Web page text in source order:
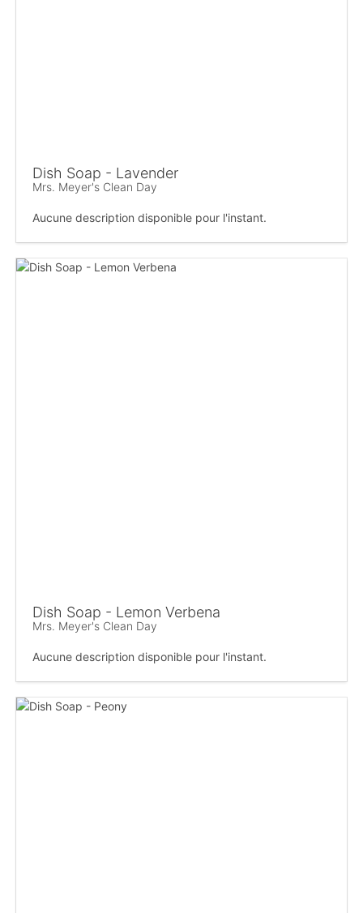
Dish Soap - Lavender
Mrs. Meyer's Clean Day
Aucune description disponible pour l'instant.
Dish Soap - Lemon Verbena
Mrs. Meyer's Clean Day
Aucune description disponible pour l'instant.